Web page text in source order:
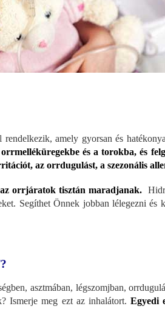
amely gyorsan és
és a torokba, és
az orrdugulást, a szezonális
az orrjáratok tisztán maradjanak.
Segíthet Önnek jobban lélegezni és
asztmában, légszomjban,
Ismerje meg ezt az inhalátort. Egyedi